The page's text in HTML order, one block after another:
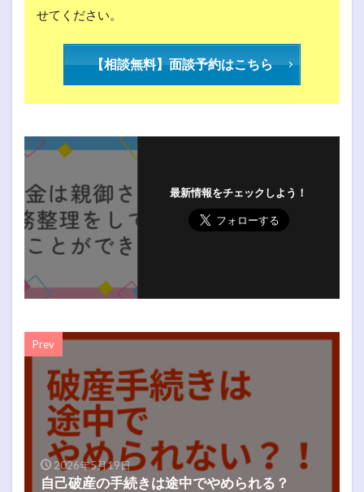
せてください。
【相談無料】面談予約はこちら
最新情報をチェックしよう！
Prev
2026年5月19日
自己破産の手続きは途中でやめられる？